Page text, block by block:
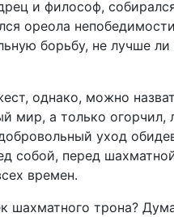
и философ,
ореола
борьбу, не лучше
однако, можно
а только огорчил,
уход
собой, перед
времен.
шахматного трона?